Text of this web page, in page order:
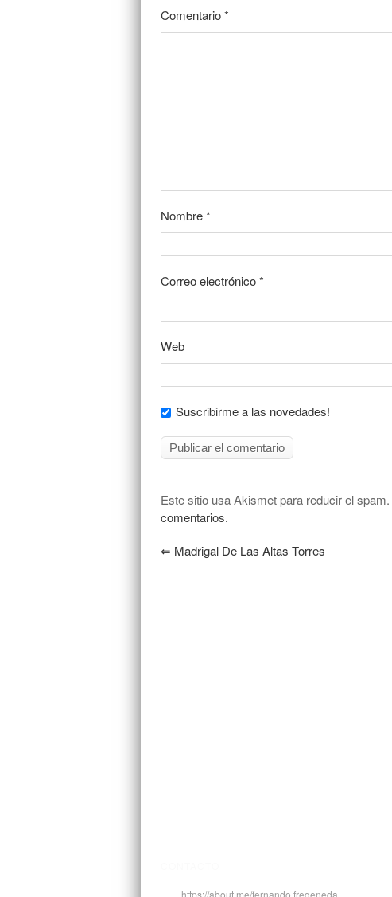
Comentario*
Nombre*
Correo electrónico*
Web
Suscribirme a las novedades!
Este sitio usa Akismet para reducir el spam.
comentarios.
⇐ Madrigal De Las Altas Torres
https://about.me/fernando.fregeneda